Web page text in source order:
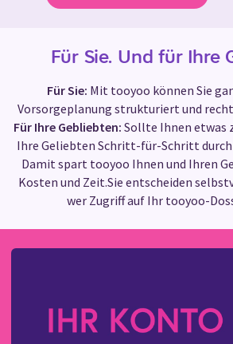
Für Sie. Und für Ihre
Für Sie: Mit tooyoo können Sie
Vorsorgeplanung strukturiert und
Für Ihre Gebliebten: Sollte Ihnen etwas
Ihre Geliebten Schritt-für-Schritt
Damit spart tooyoo Ihnen und Ihren
Kosten und Zeit.Sie entscheiden
wer Zugriff auf Ihr tooyoo-